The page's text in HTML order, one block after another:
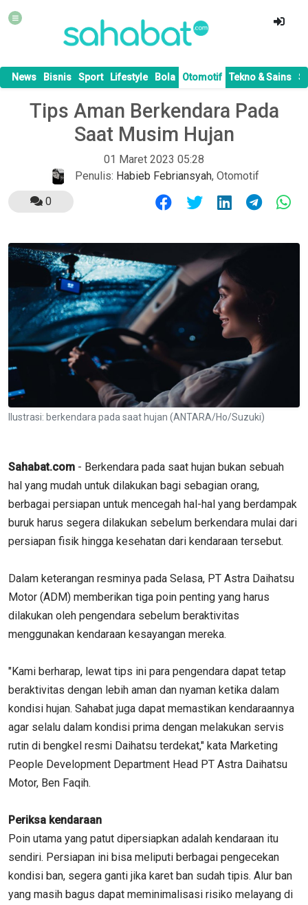
News Bisnis Sport Lifestyle Bola Otomotif Tekno & Sains
Tips Aman Berkendara Pada
Saat Musim Hujan
01 Maret 2023 05:28
Penulis: Habieb Febriansyah, Otomotif
0
Ilustrasi: berkendara pada saat hujan (ANTARA/Ho/Suzuki)
Sahabat.com - Berkendara pada saat hujan bukan sebuah
hal yang mudah untuk dilakukan bagi sebagian orang,
berbagai persiapan untuk mencegah hal-hal yang berdampak
buruk harus segera dilakukan sebelum berkendara mulai dari
persiapan fisik hingga kesehatan dari kendaraan tersebut.
Dalam keterangan resminya pada Selasa, PT Astra Daihatsu
Motor (ADM) memberikan tiga poin penting yang harus
dilakukan oleh pengendara sebelum beraktivitas
menggunakan kendaraan kesayangan mereka.
"Kami berharap, lewat tips ini para pengendara dapat tetap
beraktivitas dengan lebih aman dan nyaman ketika dalam
kondisi hujan. Sahabat juga dapat memastikan kendaraannya
agar selalu dalam kondisi prima dengan melakukan servis
rutin di bengkel resmi Daihatsu terdekat," kata Marketing
People Development Department Head PT Astra Daihatsu
Motor, Ben Faqih.
Periksa kendaraan
Poin utama yang patut dipersiapkan adalah kendaraan itu
sendiri. Persiapan ini bisa meliputi berbagai pengecekan
kondisi ban, segera ganti jika karet ban sudah tipis. Alur ban
yang masih bagus dapat meminimalisasi risiko melayang di